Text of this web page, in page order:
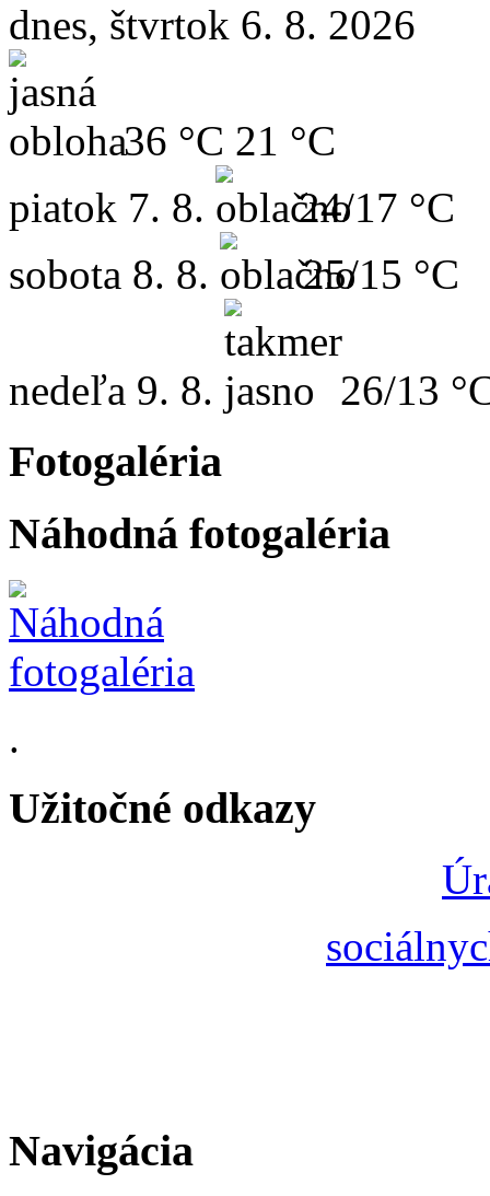
dnes, štvrtok 6. 8. 2026
36 °C 21 °C
piatok 7. 8.
24/17 °C
sobota 8. 8. 25/15 °C
nedeľa 9. 8. 26/13
Fotogaléria
Náhodná fotogaléria
.
Užitočné odkazy
Navigácia